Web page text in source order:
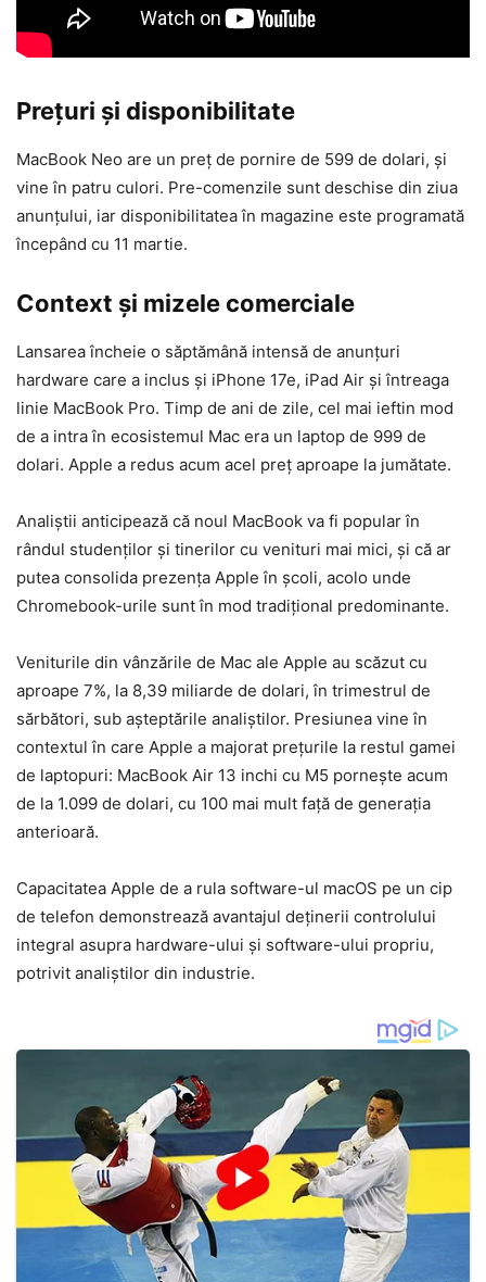
Prețuri și disponibilitate
MacBook Neo are un preț de pornire de 599 de dolari, și
vine în patru culori. Pre-comenzile sunt deschise din ziua
anunțului, iar disponibilitatea în magazine este programată
începând cu 11 martie.
Context și mizele comerciale
Lansarea încheie o săptămână intensă de anunțuri
hardware care a inclus și iPhone 17e, iPad Air și întreaga
linie MacBook Pro. Timp de ani de zile, cel mai ieftin mod
de a intra în ecosistemul Mac era un laptop de 999 de
dolari. Apple a redus acum acel preț aproape la jumătate.
Analiștii anticipează că noul MacBook va fi popular în
rândul studenților și tinerilor cu venituri mai mici, și că ar
putea consolida prezența Apple în școli, acolo unde
Chromebook-urile sunt în mod tradițional predominante.
Veniturile din vânzările de Mac ale Apple au scăzut cu
aproape 7%, la 8,39 miliarde de dolari, în trimestrul de
sărbători, sub așteptările analiștilor. Presiunea vine în
contextul în care Apple a majorat prețurile la restul gamei
de laptopuri: MacBook Air 13 inchi cu M5 pornește acum
de la 1.099 de dolari, cu 100 mai mult față de generația
anterioară.
Capacitatea Apple de a rula software-ul macOS pe un cip
de telefon demonstrează avantajul deținerii controlului
integral asupra hardware-ului și software-ului propriu,
potrivit analiștilor din industrie.